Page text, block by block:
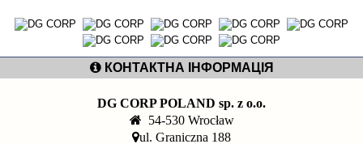
КОНТАКТНА ІНФОРМАЦІЯ
DG CORP POLAND sp. z o.o.
54-530 Wrocław
ul. Graniczna 188